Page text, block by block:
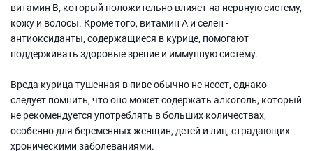
витамин В, который положительно влияет на нервную систему,
кожу и волосы. Кроме того, витамин А и селен -
антиоксиданты, содержащиеся в курице, помогают
поддерживать здоровые зрение и иммунную систему.
Вреда курица тушенная в пиве обычно не несет, однако
следует помнить, что оно может содержать алкоголь, который
не рекомендуется употреблять в больших количествах,
особенно для беременных женщин, детей и лиц, страдающих
хроническими заболеваниями.